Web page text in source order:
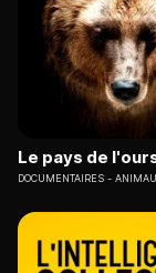
Le pays de
DOCUMENTAIRES